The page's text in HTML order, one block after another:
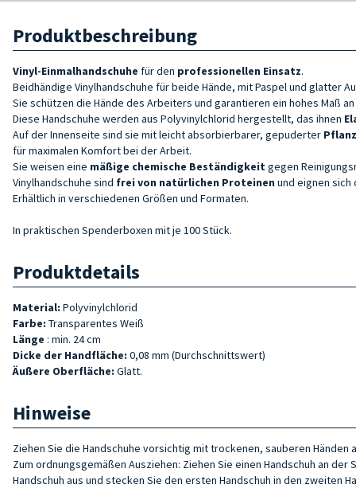
Produktbeschreibung
Vinyl-Einmalhandschuhe für den professionellen Einsatz.
Beidhändige Vinylhandschuhe für beide Hände, mit Paspel und glatter
Sie schützen die Hände des Arbeiters und garantieren ein hohes Maß an
Diese Handschuhe werden aus Polyvinylchlorid hergestellt, das ihnen
Auf der Innenseite sind sie mit leicht absorbierbarer, gepuderter
für maximalen Komfort bei der Arbeit.
Sie weisen eine mäßige chemische Beständigkeitgegen
Vinylhandschuhe sind frei von natürlichen Proteinen und eignen sich
Erhältlich in verschiedenen Größen und Formaten.
In praktischen Spenderboxen mit je 100 Stück.
Produktdetails
Material: Polyvinylchlorid
Farbe: Transparentes Weiß
Länge : min. 24 cm
Dicke der Handfläche: 0,08 mm (Durchschnittswert)
Äußere Oberfläche: Glatt.
Hinweise
Ziehen Sie die Handschuhe vorsichtig mit trockenen, sauberen Händen
Zum ordnungsgemäßen Ausziehen: Ziehen Sie einen Handschuh an
Handschuh aus und stecken Sie den ersten Handschuh in den zweiten